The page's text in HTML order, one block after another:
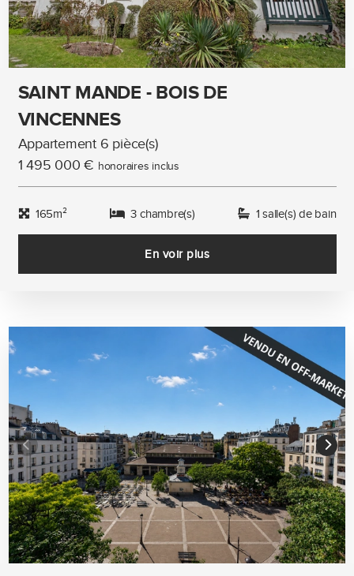
SAINT MANDE - BOIS DE
VINCENNES
Appartement 6 pièce(s)
1 495 000 € honoraires inclus
165m² 3 chambre(s) 1 salle(s) de bain
En voir plus